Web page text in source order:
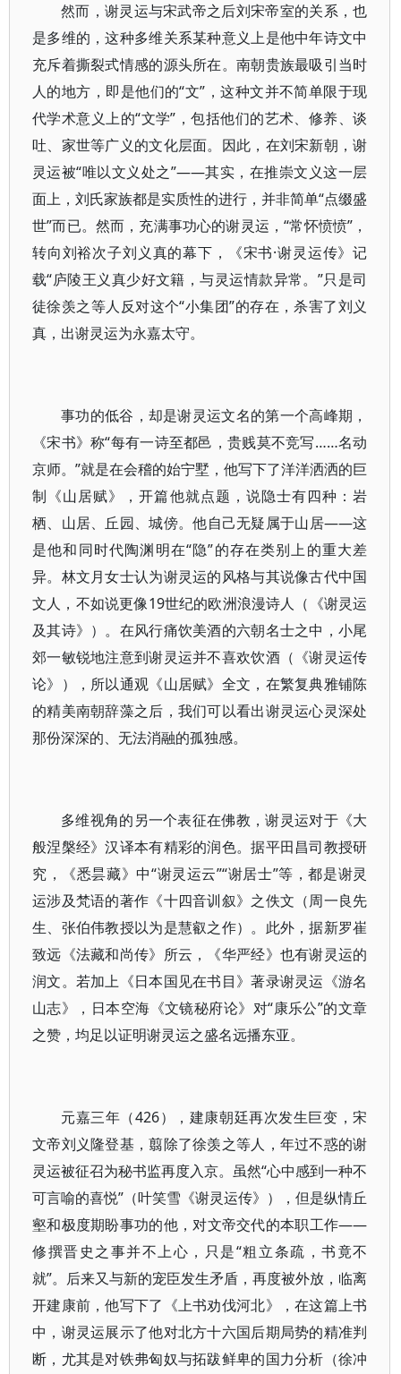
然而，谢灵运与宋武帝之后刘宋帝室的关系，也
是多维的，这种多维关系某种意义上是他中年诗文中
充斥着撕裂式情感的源头所在。南朝贵族最吸引当时
人的地方，即是他们的“文”，这种文并不简单限于现
代学术意义上的“文学”，包括他们的艺术、修养、谈
吐、家世等广义的文化层面。因此，在刘宋新朝，谢
灵运被“唯以文义处之”——其实，在推崇文义这一层
面上，刘氏家族都是实质性的进行，并非简单“点缀盛
世”而已。然而，充满事功心的谢灵运，“常怀愤愤”，
转向刘裕次子刘义真的幕下，《宋书·谢灵运传》记
载“庐陵王义真少好文籍，与灵运情款异常。”只是司
徒徐羡之等人反对这个“小集团”的存在，杀害了刘义
真，出谢灵运为永嘉太守。
事功的低谷，却是谢灵运文名的第一个高峰期，
《宋书》称“每有一诗至都邑，贵贱莫不竞写……名动
京师。”就是在会稽的始宁墅，他写下了洋洋洒洒的巨
制《山居赋》，开篇他就点题，说隐士有四种：岩
栖、山居、丘园、城傍。他自己无疑属于山居——这
是他和同时代陶渊明在“隐”的存在类别上的重大差
异。林文月女士认为谢灵运的风格与其说像古代中国
文人，不如说更像19世纪的欧洲浪漫诗人（《谢灵运
及其诗》）。在风行痛饮美酒的六朝名士之中，小尾
郊一敏锐地注意到谢灵运并不喜欢饮酒（《谢灵运传
论》），所以通观《山居赋》全文，在繁复典雅铺陈
的精美南朝辞藻之后，我们可以看出谢灵运心灵深处
那份深深的、无法消融的孤独感。
多维视角的另一个表征在佛教，谢灵运对于《大
般涅槃经》汉译本有精彩的润色。据平田昌司教授研
究，《悉昙藏》中“谢灵运云”“谢居士”等，都是谢灵
运涉及梵语的著作《十四音训叙》之佚文（周一良先
生、张伯伟教授以为是慧叡之作）。此外，据新罗崔
致远《法藏和尚传》所云，《华严经》也有谢灵运的
润文。若加上《日本国见在书目》著录谢灵运《游名
山志》，日本空海《文镜秘府论》对“康乐公”的文章
之赞，均足以证明谢灵运之盛名远播东亚。
元嘉三年（426），建康朝廷再次发生巨变，宋
文帝刘义隆登基，翦除了徐羡之等人，年过不惑的谢
灵运被征召为秘书监再度入京。虽然“心中感到一种不
可言喻的喜悦”（叶笑雪《谢灵运传》），但是纵情丘
壑和极度期盼事功的他，对文帝交代的本职工作——
修撰晋史之事并不上心，只是“粗立条疏，书竟不
就”。后来又与新的宠臣发生矛盾，再度被外放，临离
开建康前，他写下了《上书劝伐河北》，在这篇上书
中，谢灵运展示了他对北方十六国后期局势的精准判
断，尤其是对铁弗匈奴与拓跋鲜卑的国力分析（徐冲